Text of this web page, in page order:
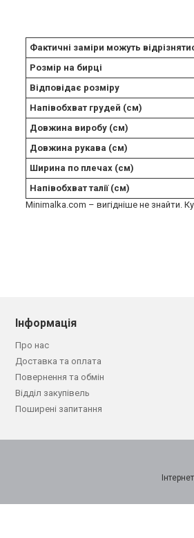
Фактичні заміри можуть
Розмір на бирці
Відповідає розміру
Напівобхват грудей (см)
Довжина виробу (см)
Довжина рукава (см)
Ширина по плечах (см)
Напівобхват талії (см)
Minimalka.com – вигідніше не знайти.
Інформація
Про нас
Доставка та оплата
Повернення та обмін
Відділ закупівель
Поширені запитання